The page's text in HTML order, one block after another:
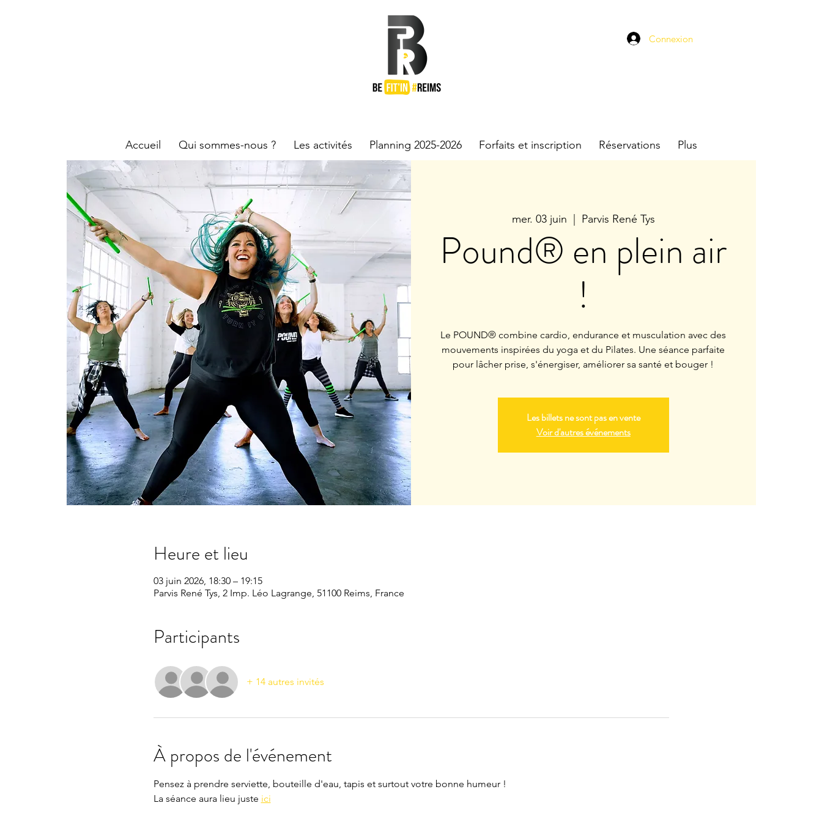
Connexion
Accueil Qui sommes-nous ? Les activités Planning 2025-2026 Forfaits et inscription Réservations Plus
mer. 03 juin Parvis René Tys
Pound® en plein air
!
Le POUND® combine cardio, endurance et musculation avec des
mouvements inspirées du yoga et du Pilates. Une séance parfaite
pour lâcher prise, s'énergiser, améliorer sa santé et bouger !
Les billets ne sont pas en vente
Voir d'autres événements
Heure et lieu
03 juin 2026, 18:30 – 19:15
Parvis René Tys, 2 Imp. Léo Lagrange, 51100 Reims, France
Participants
+ 14 autres invités
À propos de l'événement
Pensez à prendre serviette, bouteille d'eau, tapis et surtout votre bonne humeur !
La séance aura lieu juste ici